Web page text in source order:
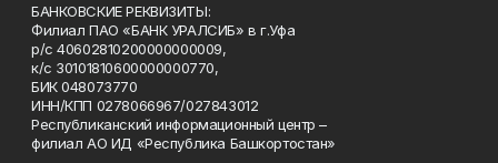
БАНКОВСКИЕ РЕКВИЗИТЫ:
Филиал ПАО «БАНК УРАЛСИБ» в г.Уфа
р/с 40602810200000000009,
к/с 30101810600000000770,
БИК 048073770
ИНН/КПП 0278066967/027843012
Республиканский информационный центр –
филиал АО ИД «Республика Башкортостан»